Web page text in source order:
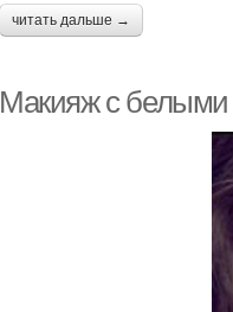
читать дальше →
Макияж с белыми